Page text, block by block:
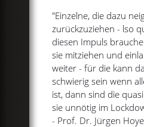
"Einzelne, die dazu
zurückzuziehen - lso
diesen Impuls
sie mitziehen und
weiter - für die kann
schwierig sein wenn
ist, dann sind die
sie unnötig im
- Prof. Dr. Jürgen